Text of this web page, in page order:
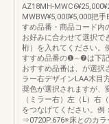
AZ18MH-
MWBW¥5,000¥5,000把
すめ品番・商品コード内
お好みに合わせて選択
桁）を入れてください
すすめ品番の❶∼❼は下記
おすすめ品番は、が選択
ラー右デザインLAA木目
奨色が選択されますが、
（ミラー右）左（L）右
をつなげてください。例
⇒0720P.676※床とのカ